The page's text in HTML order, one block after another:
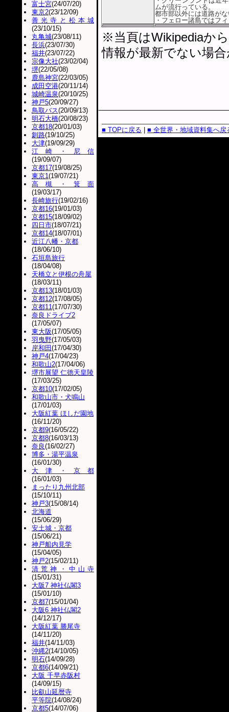
ムが流行っている。
都市部以外には道路が
・フェロー諸島ではフ
※当頁はWikipediaか
情報が最新でない場
■ TOPに戻る ■ 全世界・地域資料集へ戻
富士宮(24/07/20)
東京2(23/12/09)
善光寺と松本城
(23/10/15)
丸亀城(23/08/11)
長浜(23/07/30)
福井(23/07/22)
宗像大社(23/02/04)
堺(22/05/08)
鹿島神宮(22/03/05)
成田空港(20/11/14)
城崎温泉(20/10/25)
神戸5(20/09/27)
鳥取バス(20/09/13)
明石大橋(20/08/23)
京都18(20/01/03)
釧路(19/10/25)
大津(19/09/29)
江崎・尼信
(19/09/07)
京都17(19/08/25)
東京1(19/07/21)
高槻・箕面
(19/03/17)
長崎旅行(19/02/16)
京都16(19/01/03)
京都15(18/09/02)
四日市(18/07/21)
京都14(18/07/01)
近江八幡・京都
(18/06/10)
石垣島旅行
(18/04/08)
天橋立と伊根の舟屋
(18/03/11)
京都13(18/01/03)
京都12(17/08/05)
京都11(17/07/30)
奈良ドライブ2
(17/05/07)
東大阪(17/05/05)
羽曳野(17/05/03)
岸和田 (17/04/30)
神戸4(17/04/23)
和歌山2(17/04/06)
堺市展望 仁徳天皇陵
(17/03/25)
京都10(17/02/05)
和歌山市・犬鳴山
(17/01/03)
大阪紅葉 ほしだ園地
(16/11/20)
京都9(16/05/22)
京都8(16/03/13)
奈良(16/02/27)
博多・湯平温泉
(16/01/30)
大津・京都
(16/01/03)
まったり九州北部
(15/10/11)
神戸3(15/08/14)
北海道
(15/06/29)
安土城・京都
(15/06/21)
神戸船内見学
(15/04/05)
神戸2(15/02/11)
清荒神・中山寺
(15/01/31)
大阪7 神社仏閣3
(15/01/10)
京都7(15/01/04)
大阪6 神社仏閣2
(14/12/17)
大阪紅葉 勝尾寺
(14/11/20)
福井(14/11/03)
沖縄2(14/10/05)
明石(14/09/28)
京都6(14/09/21)
大阪 千早赤阪村
(14/09/15)
比叡山延暦寺
平等院(14/08/24)
京都5(14/07/06)